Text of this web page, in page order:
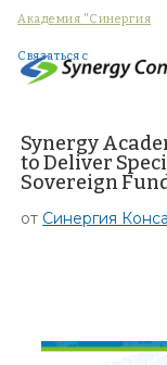
Академия "Синергия
Связаться с
Synergy
to Deliver
Sovereign
от Синергия